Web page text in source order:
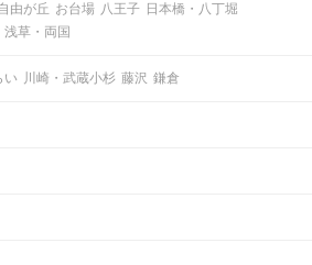
由が丘 お台場 八王子 日本橋・八丁堀
浅草・両国
い 川崎・武蔵小杉 藤沢 鎌倉